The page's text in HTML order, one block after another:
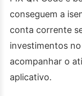
conseguem a
conta corrente
investimentos
acompanhar o
aplicativo.